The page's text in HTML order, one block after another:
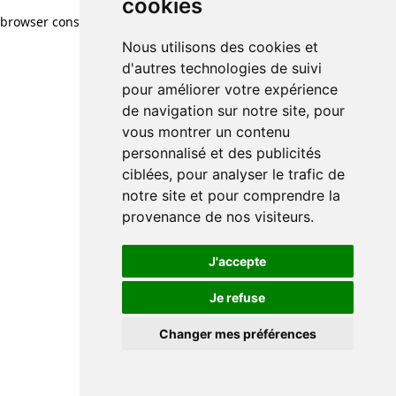
cookies
Nous utilisons des cookies et
d'autres technologies de suivi
pour améliorer votre expérience
de navigation sur notre site, pour
vous montrer un contenu
personnalisé et des publicités
ciblées, pour analyser le trafic de
notre site et pour comprendre la
provenance de nos visiteurs.
J'accepte
Je refuse
Changer mes préférences
browser console for more information)